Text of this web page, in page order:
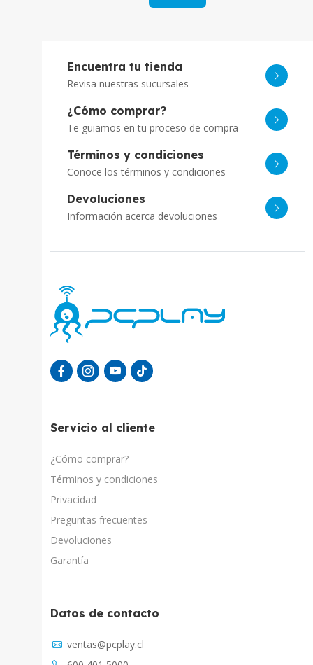
Encuentra tu tienda
Revisa nuestras sucursales
¿Cómo comprar?
Te guiamos en tu proceso de compra
Términos y condiciones
Conoce los términos y condiciones
Devoluciones
Información acerca devoluciones
Servicio al cliente
¿Cómo comprar?
Términos y condiciones
Privacidad
Preguntas frecuentes
Devoluciones
Garantía
Datos de contacto
ventas@pcplay.cl
Chat con IA